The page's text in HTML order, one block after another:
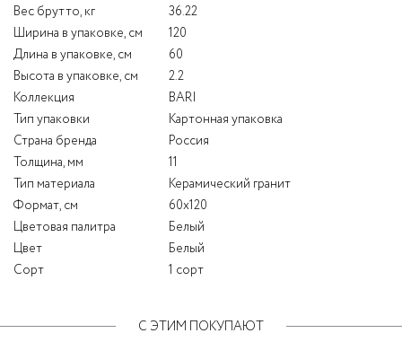
Вес брутто, кг
36.22
Ширина в упаковке, см
120
Длина в упаковке, см
60
Высота в упаковке, см
2.2
Коллекция
BARI
Тип упаковки
Картонная упаковка
Страна бренда
Россия
Толщина, мм
11
Тип материала
Керамический гранит
Формат, см
60x120
Цветовая палитра
Белый
Цвет
Белый
Сорт
1 сорт
С ЭТИМ ПОКУПАЮТ